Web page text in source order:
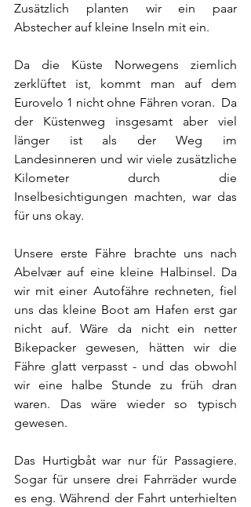
Zusätzlich planten wir ein paar
Abstecher auf kleine Inseln mit ein.
Da die Küste Norwegens ziemlich
zerklüftet ist, kommt man auf dem
Eurovelo 1 nicht ohne Fähren voran.  Da
der Küstenweg insgesamt aber viel
länger ist als der Weg im
Landesinneren und wir viele zusätzliche
Kilometer durch die
Inselbesichtigungen machten, war das
für uns okay.
Unsere erste Fähre brachte uns nach
Abelvær auf eine kleine Halbinsel. Da
wir mit einer Autofähre rechneten, fiel
uns das kleine Boot am Hafen erst gar
nicht auf. Wäre da nicht ein netter
Bikepacker gewesen, hätten wir die
Fähre glatt verpasst - und das obwohl
wir eine halbe Stunde zu früh dran
waren. Das wäre wieder so typisch
gewesen.
Das Hurtigbåt war nur für Passagiere.
Sogar für unsere drei Fahrräder wurde
es eng. Während der Fahrt unterhielten